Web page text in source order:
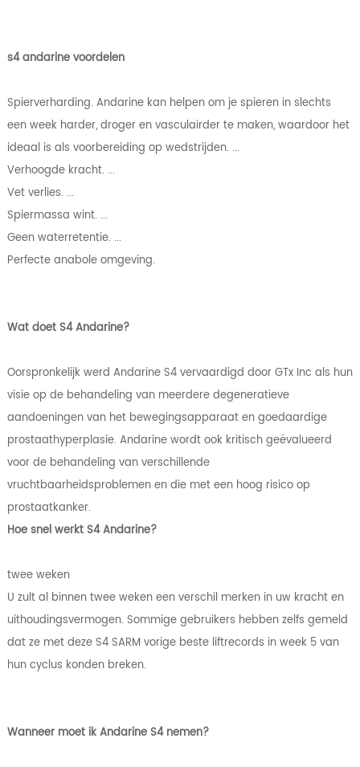
s4 andarine voordelen
Spierverharding. Andarine kan helpen om je spieren in slechts
een week harder, droger en vasculairder te maken, waardoor het
ideaal is als voorbereiding op wedstrijden. ...
Verhoogde kracht. ...
Vet verlies. ...
Spiermassa wint. ...
Geen waterretentie. ...
Perfecte anabole omgeving.
Wat doet S4 Andarine?
Oorspronkelijk werd Andarine S4 vervaardigd door GTx Inc als hun
visie op de behandeling van meerdere degeneratieve
aandoeningen van het bewegingsapparaat en goedaardige
prostaathyperplasie. Andarine wordt ook kritisch geëvalueerd
voor de behandeling van verschillende
vruchtbaarheidsproblemen en die met een hoog risico op
prostaatkanker.
Hoe snel werkt S4 Andarine?
twee weken
U zult al binnen twee weken een verschil merken in uw kracht en
uithoudingsvermogen. Sommige gebruikers hebben zelfs gemeld
dat ze met deze S4 SARM vorige beste liftrecords in week 5 van
hun cyclus konden breken.
Wanneer moet ik Andarine S4 nemen?